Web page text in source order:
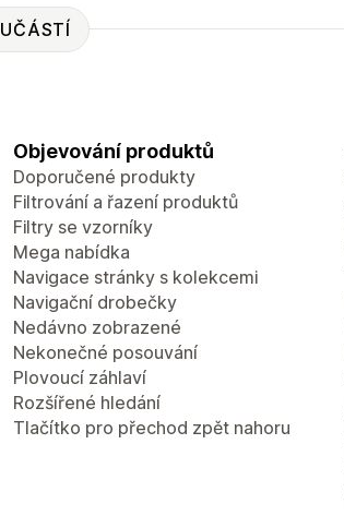
Objevování produktů
Doporučené produkty
Filtrování a řazení produktů
Filtry se vzorníky
Mega nabídka
Navigace stránky s kolekcemi
Navigační drobečky
Nedávno zobrazené
Nekonečné posouvání
Plovoucí záhlaví
Rozšířené hledání
Tlačítko pro přechod zpět nahoru